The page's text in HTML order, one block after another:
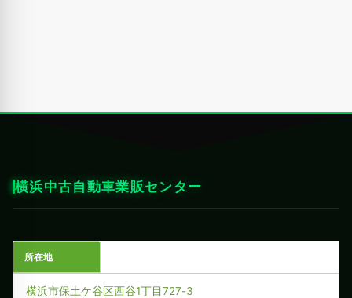
横浜中古自動車業販センター
所在地
横浜市保土ケ谷区西谷1丁目727-3